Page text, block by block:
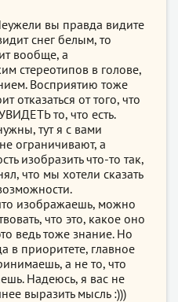
вы правда видите
снег белым, то
вообще, а
стереотипов в голове,
Восприятию тоже
отказаться от того, что
то, что есть.
тут я с вами
ограничивают, а
изобразить что-то так,
что мы хотели сказать
изображаешь, можно
что это, какое оно
ведь тоже знание. Но
в приоритете, главное
а не то, что
Надеюсь, я вас не
выразить мысль :)))